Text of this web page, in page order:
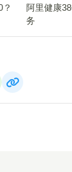
阿里健康
务